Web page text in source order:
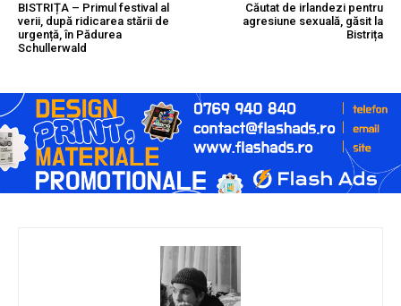
BISTRIȚA – Primul festival al
verii, după ridicarea stării de
urgență, în Pădurea
Schullerwald
Căutat de irlandezi pentru
agresiune sexuală, găsit la
Bistrița